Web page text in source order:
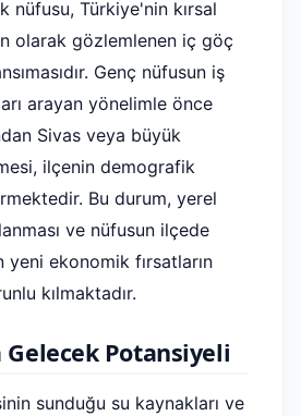
nüfusu, Türkiye'nin kırsal
olarak gözlemlenen iç göç
Genç nüfusun iş
arayan yönelimle önce
Sivas veya büyük
ilçenin demografik
Bu durum, yerel
ve nüfusun ilçede
ekonomik fırsatların
kılmaktadır.
Gelecek Potansiyeli
sunduğu su kaynakları ve